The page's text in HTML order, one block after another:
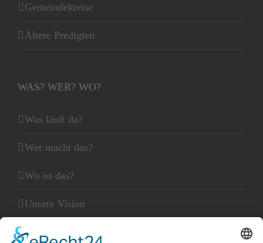
Gemeindekreise
Ältere Predigten
WAS? WER? WO?
Was läuft da?
Wer macht das?
Wo ist das?
Unsere Vision
Unser Leitbild